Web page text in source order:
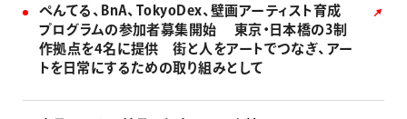
ぺんてる、BnA、TokyoDex、壁画アーティスト育成
プログラムの参加者募集開始 東京・日本橋の3制
作拠点を4名に提供 街と人をアートでつなぎ、アー
トを日常にするための取り組みとして